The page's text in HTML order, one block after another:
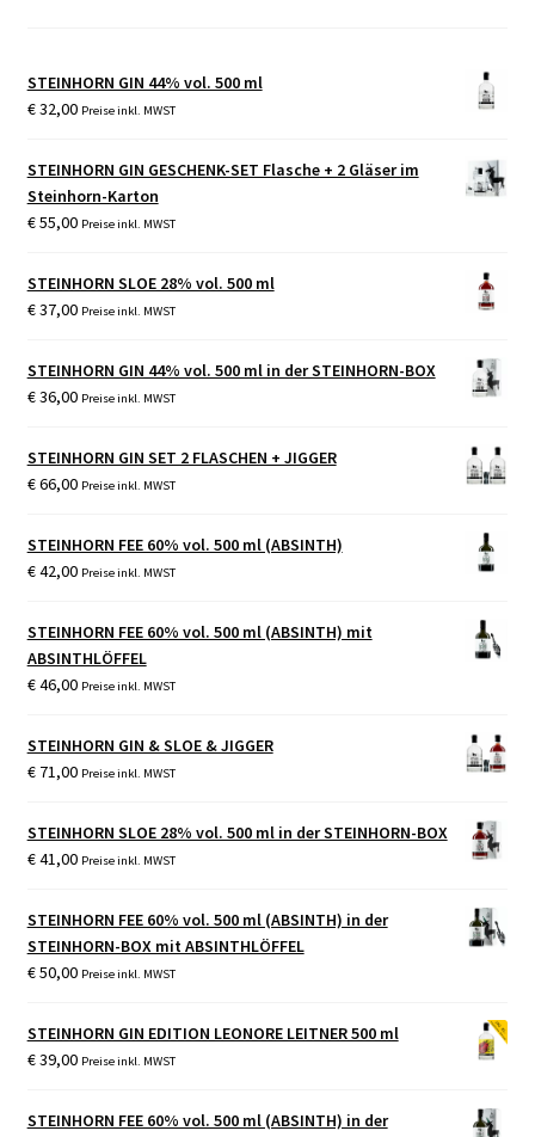
STEINHORN GIN 44% vol. 500 ml
€32,00 Preise inkl. MWST
STEINHORN GIN GESCHENK-SET Flasche + 2 Gläser im
Steinhorn-Karton
€55,00 Preise inkl. MWST
STEINHORN SLOE 28% vol. 500 ml
€37,00 Preise inkl. MWST
STEINHORN GIN 44% vol. 500 ml in der STEINHORN-BOX
€36,00 Preise inkl. MWST
STEINHORN GIN SET 2 FLASCHEN + JIGGER
€66,00 Preise inkl. MWST
STEINHORN FEE 60% vol. 500 ml (ABSINTH)
€42,00 Preise inkl. MWST
STEINHORN FEE 60% vol. 500 ml (ABSINTH) mit
ABSINTHLÖFFEL
€46,00 Preise inkl. MWST
STEINHORN GIN & SLOE & JIGGER
€71,00 Preise inkl. MWST
STEINHORN SLOE 28% vol. 500 ml in der STEINHORN-BOX
€41,00 Preise inkl. MWST
STEINHORN FEE 60% vol. 500 ml (ABSINTH) in der
STEINHORN-BOX mit ABSINTHLÖFFEL
€50,00 Preise inkl. MWST
STEINHORN GIN EDITION LEONORE LEITNER 500 ml
€39,00 Preise inkl. MWST
STEINHORN FEE 60% vol. 500 ml (ABSINTH) in der